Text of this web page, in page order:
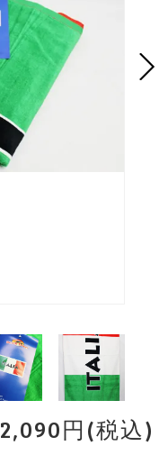
2,090円(税込)